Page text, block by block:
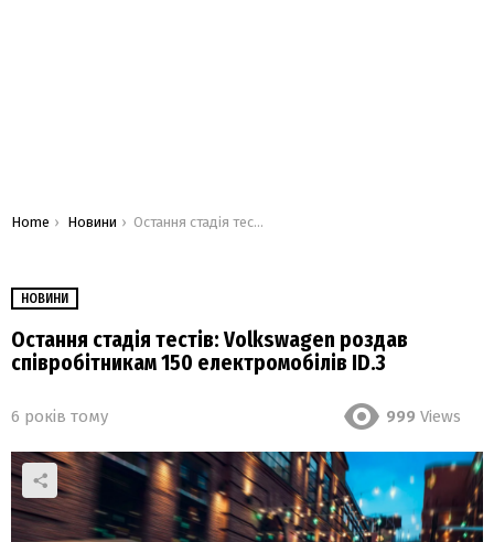
You are here:
Home Новини Остання стадія тестів: Volkswagen роздав співробітникам 150 електромобілів ID.3
НОВИНИ
Остання стадія тестів: Volkswagen роздав
співробітникам 150 електромобілів ID.3
6 років тому 999 Views